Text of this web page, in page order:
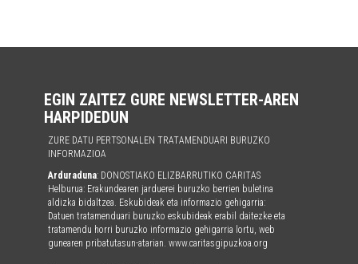
EGIN ZAITEZ GURE NEWSLETTER-AREN
HARPIDEDUN
ZURE DATU PERTSONALEN TRATAMENDUARI BURUZKO
INFORMAZIOA
Arduraduna: DONOSTIAKO ELIZBARRUTIKO CARITAS
Helburua: Erakundearen jarduerei buruzko berrien buletina
aldizka bidaltzea. Eskubideak eta informazio gehigarria:
Datuen tratamenduari buruzko eskubideak erabil daitezke eta
tratamendu horri buruzko informazio gehigarria lortu, web
gunearen pribatutasun-atarian. www.caritasgipuzkoa.org